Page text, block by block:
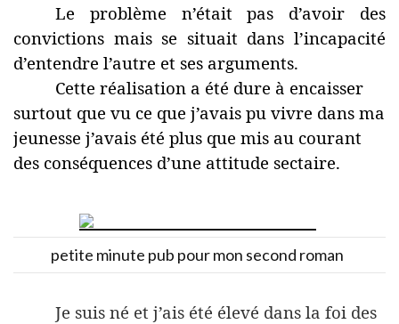
Le problème n’était pas d’avoir des
convictions mais se situait dans l’incapacité
d’entendre l’autre et ses arguments.
Cette réalisation a été dure à encaisser
surtout que vu ce que j’avais pu vivre dans ma
jeunesse j’avais été plus que mis au courant
des conséquences d’une attitude sectaire.
petite minute pub pour mon second roman
Je suis né et j’ais été élevé dans la foi des